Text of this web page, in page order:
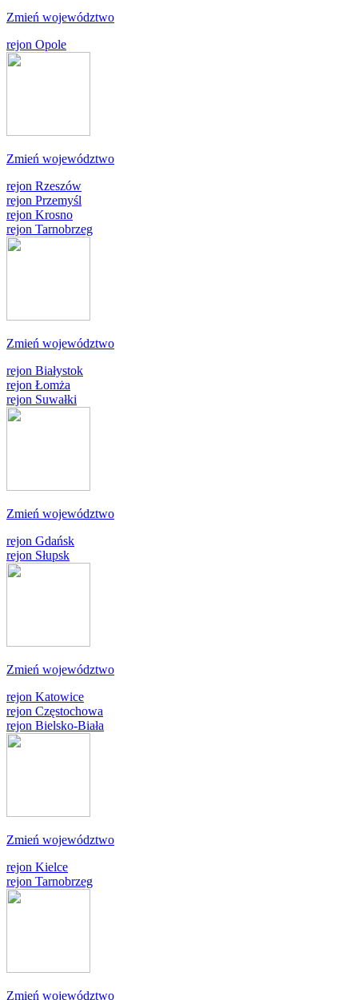
Zmień województwo
rejon Opole
Zmień województwo
rejon Rzeszów
rejon Przemyśl
rejon Krosno
rejon Tarnobrzeg
Zmień województwo
rejon Białystok
rejon Łomża
rejon Suwałki
Zmień województwo
rejon Gdańsk
rejon Słupsk
Zmień województwo
rejon Katowice
rejon Częstochowa
rejon Bielsko-Biała
Zmień województwo
rejon Kielce
rejon Tarnobrzeg
Zmień województwo